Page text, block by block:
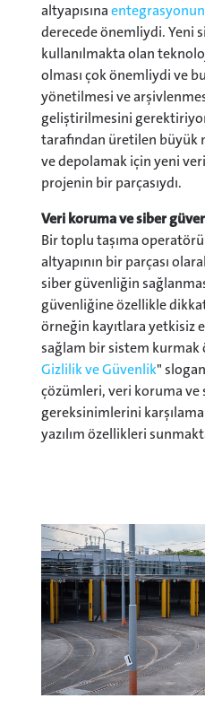
altyapısına
derecede önemliydi. Yeni
kullanılmakta olan
olması çok önemliydi ve
yönetilmesi ve
geliştirilmesini
tarafından üretilen
ve depolamak için yeni
projenin bir parçasıydı.
Veri koruma ve siber
Bir toplu taşıma
altyapının bir parçası
siber güvenliğin
güvenliğine özellikle
örneğin kayıtlara yetkisiz
sağlam bir sistem
Gizlilik ve Güvenlik"
çözümleri, veri koruma ve
gereksinimlerini
yazılım özellikleri